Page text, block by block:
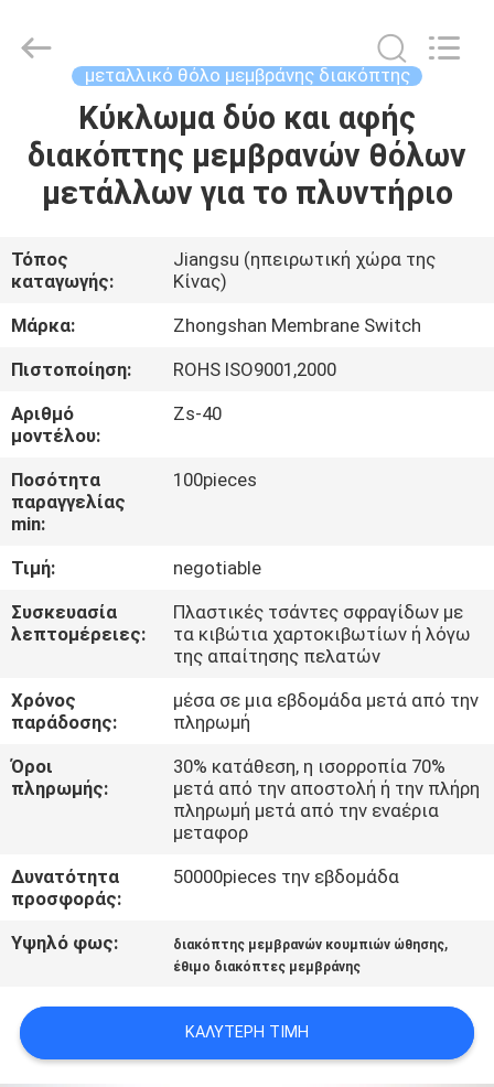
ΠΡΟΪΌΝΤΑ
ΒΊΝΤΕΟ
ΠΕΡΊΠΟΥ
ΕΜΕΊΣ
ΓΎΡΟΣ
ΕΡΓΟΣΤΑΣΊΩΝ
ΈΛΕΓΧΟΣ
ΜΑΣ
ΕΛΆΤΕ
ΣΕ
ΕΠΑΦΉ
ΜΕ
ΖΗΤΉΣΤΕ
ΈΝΑ
ΑΠΌΣΠΑΣΜΑ
SITEMAP
Switch
μεταλλικό θόλο μεμβράνης διακόπτης
Κύκλωμα δύο και αφής
διακόπτης μεμβρανών θόλων
μετάλλων για το πλυντήριο
Τόπος
καταγωγής:
Jiangsu (ηπειρωτική χώρα της
Κίνας)
Μάρκα:
Zhongshan Membrane Switch
Πιστοποίηση:
ROHS ISO9001,2000
Αριθμό
μοντέλου:
Zs-40
Ποσότητα
παραγγελίας
min:
100pieces
Τιμή:
negotiable
Συσκευασία
λεπτομέρειες:
Πλαστικές τσάντες σφραγίδων με
τα κιβώτια χαρτοκιβωτίων ή λόγω
της απαίτησης πελατών
Χρόνος
παράδοσης:
μέσα σε μια εβδομάδα μετά από την
πληρωμή
Όροι
πληρωμής:
30% κατάθεση, η ισορροπία 70%
μετά από την αποστολή ή την πλήρη
πληρωμή μετά από την εναέρια
μεταφορ
Δυνατότητα
προσφοράς:
50000pieces την εβδομάδα
Υψηλό φως: διακόπτης μεμβρανών κουμπιών ώθησης,
έθιμο διακόπτες μεμβράνης
ΚΑΛΎΤΕΡΗ ΤΙΜΉ